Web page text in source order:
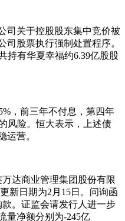
司关于控股股东集中竞价被
股票执行强制处置程序。
持有华夏幸福约6.39亿股股
，前三年不付息，第四年
风险。恒大表示，上述债
运营。
达商业管理集团股份有限
新日期为2月15日。问询函
。证监会请发行人进一步
量净额分别为-245亿